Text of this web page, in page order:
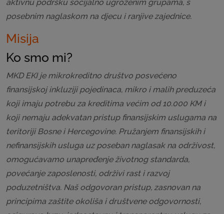
aktivnu podršku socijalno ugroženim grupama, s
posebnim naglaskom na djecu i ranjive zajednice.
Misija
Ko smo mi?
MKD EKI je mikrokreditno društvo posvećeno
finansijskoj inkluziji pojedinaca, mikro i malih preduzeća
koji imaju potrebu za kreditima većim od 10.000 KM i
koji nemaju adekvatan pristup finansijskim uslugama na
teritoriji Bosne i Hercegovine. Pružanjem finansijskih i
nefinansijskih usluga uz poseban naglasak na održivost,
omogućavamo unapređenje životnog standarda,
povećanje zaposlenosti, održivi rast i razvoj
poduzetništva. Naš odgovoran pristup, zasnovan na
principima zaštite okoliša i društvene odgovornosti,